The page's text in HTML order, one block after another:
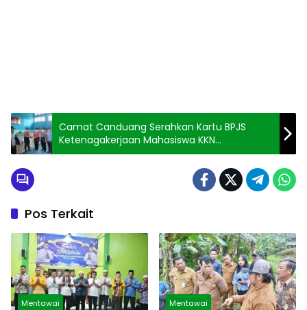
Camat Canduang Serahkan Kartu BPJS
Ketenagakerjaan Mahasiswa KKN
Gelombang II
Pos Terkait
Mentawai Mentawai